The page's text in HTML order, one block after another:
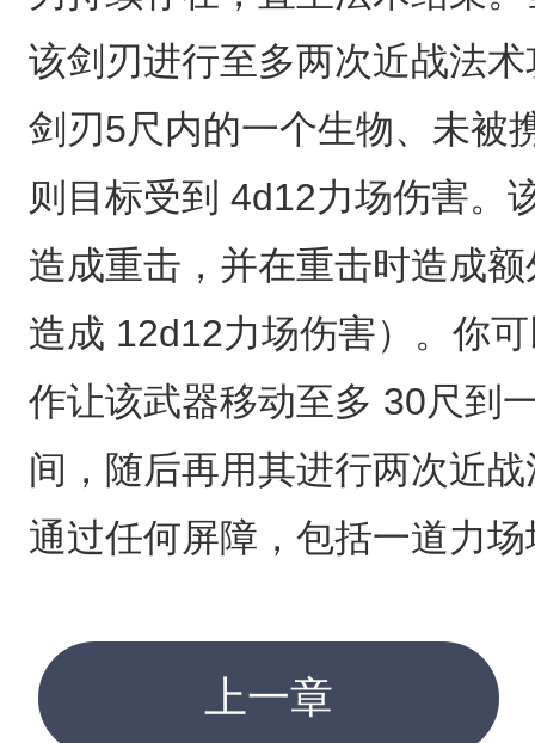
该剑刃进行至多两次近战法
剑刃5尺内的一个生物、未被
则目标受到 4d12力场伤害。
造成重击，并在重击时造成
造成 12d12力场伤害）。你
作让该武器移动至多 30尺到
间，随后再用其进行两次近
通过任何屏障，包括一道力场
上一章